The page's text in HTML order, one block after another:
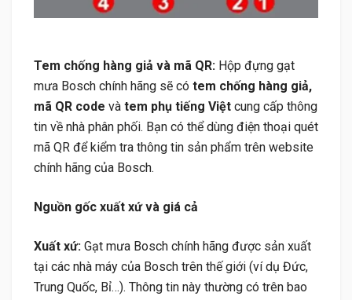
Tem chống hàng giả và mã QR: Hộp đựng gạt
mưa Bosch chính hãng sẽ có tem chống hàng giả,
mã QR code và tem phụ tiếng Việt cung cấp thông
tin về nhà phân phối. Bạn có thể dùng điện thoại quét
mã QR để kiểm tra thông tin sản phẩm trên website
chính hãng của Bosch.
Nguồn gốc xuất xứ và giá cả
Xuất xứ: Gạt mưa Bosch chính hãng được sản xuất
tại các nhà máy của Bosch trên thế giới (ví dụ Đức,
Trung Quốc, Bỉ…). Thông tin này thường có trên bao